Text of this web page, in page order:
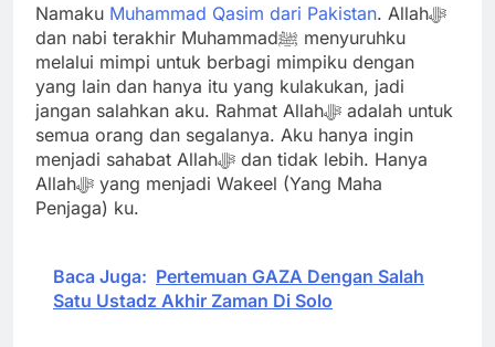
Namaku Muhammad Qasim dari Pakistan. Allahﷻ
dan nabi terakhir Muhammadﷺ menyuruhku
melalui mimpi untuk berbagi mimpiku dengan
yang lain dan hanya itu yang kulakukan, jadi
jangan salahkan aku. Rahmat Allahﷻ adalah untuk
semua orang dan segalanya. Aku hanya ingin
menjadi sahabat Allahﷻ dan tidak lebih. Hanya
Allahﷻ yang menjadi Wakeel (Yang Maha
Penjaga) ku.
Baca Juga: Pertemuan GAZA Dengan Salah
Satu Ustadz Akhir Zaman Di Solo